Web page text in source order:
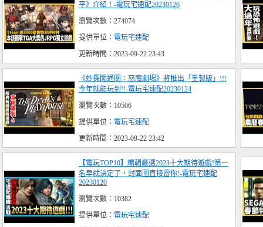
平》介紹！-電玩宅速配20230126
瀏覽次數：274074
提供單位： 電玩宅速配
更新時間：2023-09-22 23:43
《妙探闖通關：惡魔劇場》將推出「重製版」!!!
今年就能玩到!!-電玩宅速配20230124
瀏覽次數：10506
提供單位： 電玩宅速配
更新時間：2023-09-22 23:42
【電玩TOP10】編輯嚴選2023十大期待遊戲!第一
名早就決定了，封面圖直接雷你!-電玩宅速配
20230120
瀏覽次數：10382
提供單位： 電玩宅速配